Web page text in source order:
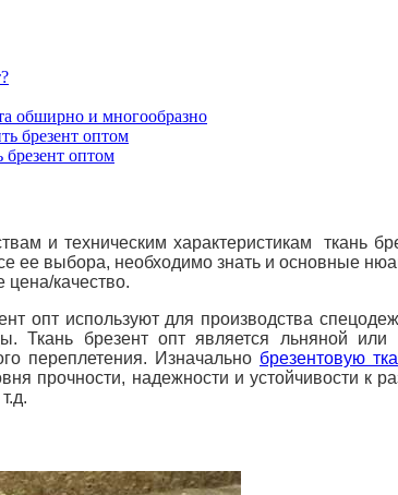
обширно и многообразно
брезент оптом
брезент оптом
и техническим характеристикам ткань
ее выбора, необходимо знать и основные
качество.
опт используют для производства
Ткань брезент опт является льняной или
переплетения. Изначально брезентовую
прочности, надежности и устойчивости к